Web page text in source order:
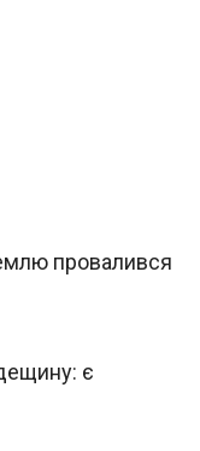
є